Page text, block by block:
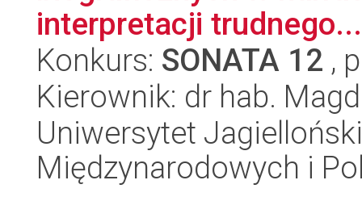
interpretacji trudnego...
Konkurs: SONATA 12 ,
Kierownik: dr hab.
Uniwersytet
Międzynarodowych i